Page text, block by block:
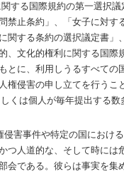
る国際規約の第一選択議
禁止条約」、「女子に対す
関する条約の選択議定書」
、文化的権利に関する国際
とに、利用しうるすべての
権侵害の申し立てを行うこ
くは個人が毎年提出する数
害事件や特定の国におけ
つ人道的な、そして時には
会である。彼らは事実を集